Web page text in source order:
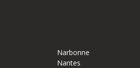
Narbonne
Nantes